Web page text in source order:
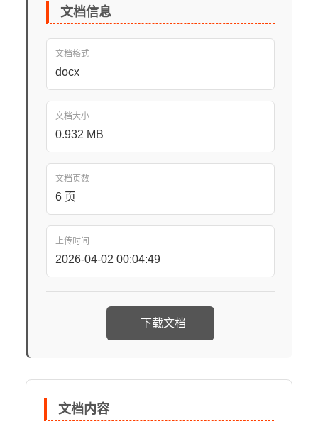
文档信息
文档格式
docx
文档大小
0.932 MB
文档页数
6 页
上传时间
2026-04-02 00:04:49
下载文档
文档内容